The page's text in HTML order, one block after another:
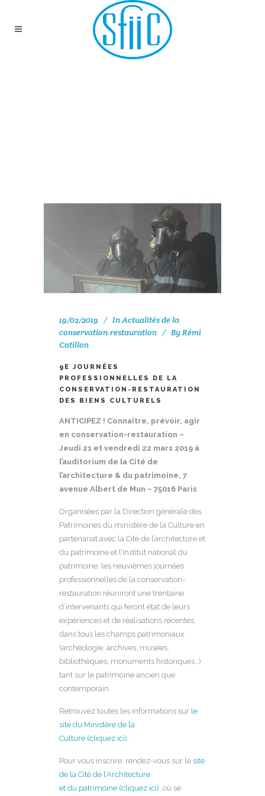
19/02/2019 InActualités de la
conservation-restauration
ByRémi
Catillon
9E JOURNÉES
PROFESSIONNELLES DE LA
CONSERVATION-RESTAURATION
DES BIENS CULTURELS
ANTICIPEZ ! Connaître, prévoir, agir
en conservation-restauration –
Jeudi 21 et vendredi 22 mars 2019 à
l’auditorium de la Cité de
l’architecture & du patrimoine, 7
avenue Albert de Mun – 75016 Paris
Organisées par la Direction générale des
Patrimoines du ministère de la Culture en
partenariat avec la Cité de l’architecture et
du patrimoine et l’Institut national du
patrimoine, les neuvièmes journées
professionnelles de la conservation-
restauration réuniront une trentaine
d’intervenants qui feront état de leurs
expériences et de réalisations récentes,
dans tous les champs patrimoniaux
(archéologie, archives, musées,
bibliothèques, monuments historiques…)
tant sur le patrimoine ancien que
contemporain.
Retrouvez toutes les informations sur le
site du Ministère de la
Culture (cliquez ici)
Pour vous inscrire, rendez-vous sur le site
de la Cité de l’Architecture
et du patrimoine (cliquez ici) , où se